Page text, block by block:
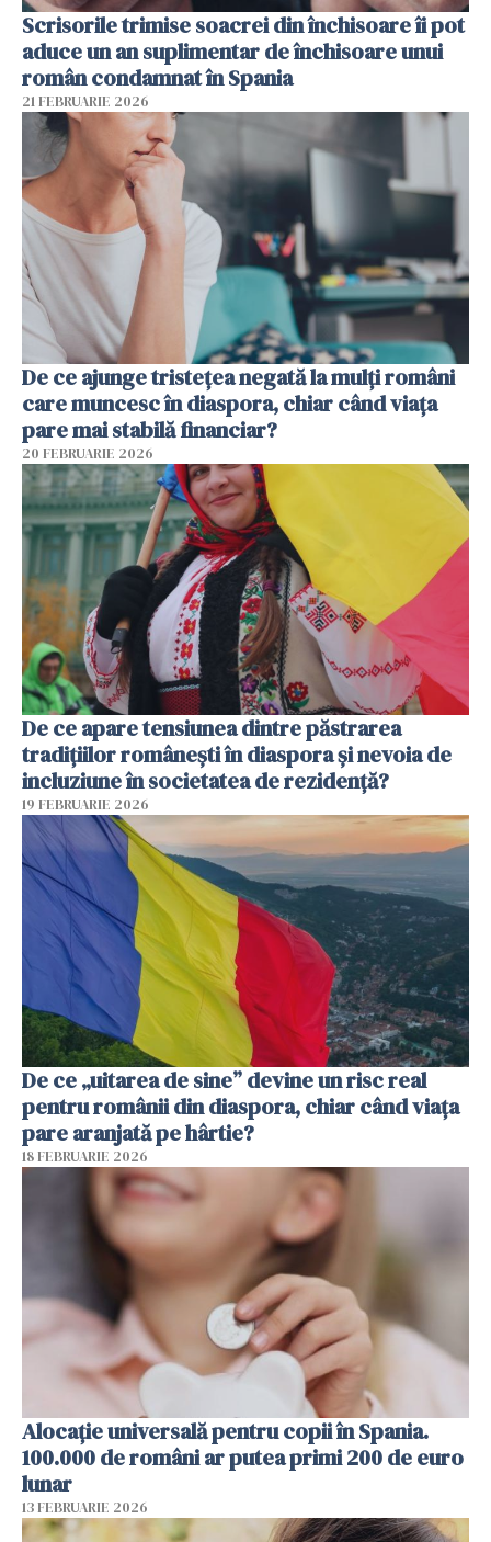
Scrisorile trimise soacrei din închisoare îi pot
aduce un an suplimentar de închisoare unui
român condamnat în Spania
21 FEBRUARIE 2026
De ce ajunge tristețea negată la mulți români
care muncesc în diaspora, chiar când viața
pare mai stabilă financiar?
20 FEBRUARIE 2026
De ce apare tensiunea dintre păstrarea
tradițiilor românești în diaspora și nevoia de
incluziune în societatea de rezidență?
19 FEBRUARIE 2026
De ce „uitarea de sine” devine un risc real
pentru românii din diaspora, chiar când viața
pare aranjată pe hârtie?
18 FEBRUARIE 2026
Alocație universală pentru copii în Spania.
100.000 de români ar putea primi 200 de euro
lunar
13 FEBRUARIE 2026